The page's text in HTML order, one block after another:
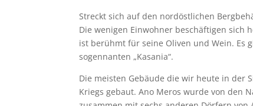
Streckt sich auf den nordöstlichen
Die wenigen Einwohner beschäftigen sich
ist berühmt für seine Oliven und Wein. Es
sogennanten „Kasania“.
Die meisten Gebäude die wir heute in der
Kriegs gebaut. Ano Meros wurde von den